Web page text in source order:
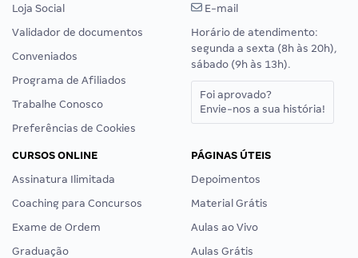
Loja Social
Validador de documentos
Conveniados
Programa de Afiliados
Trabalhe Conosco
Preferências de Cookies
E-mail
Horário de atendimento:
segunda a sexta (8h às 20h),
sábado (9h às 13h).
Foi aprovado?
Envie-nos a sua história!
CURSOS ONLINE
Assinatura Ilimitada
Coaching para Concursos
Exame de Ordem
Graduação
PÁGINAS ÚTEIS
Depoimentos
Material Grátis
Aulas ao Vivo
Aulas Grátis